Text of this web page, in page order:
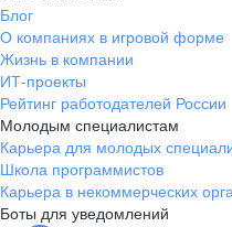
Блог
О компаниях в игровой форме
Жизнь в компании
ИТ-проекты
Рейтинг работодателей России
Молодым специалистам
Карьера для молодых
Школа программистов
Карьера в некоммерческих
Боты для уведомлений